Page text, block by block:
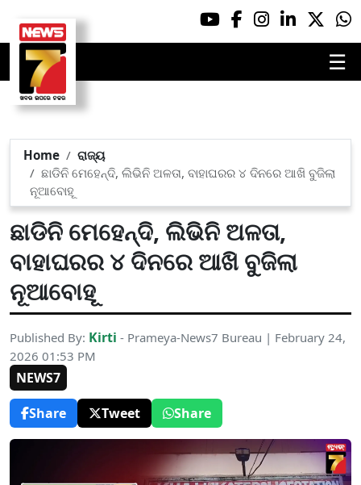
☰
Home
ରାଜ୍ୟ
ଛାଡିନି ମେହେନ୍ଦି, ଲିଭିନି ଅଳତା, ବାହାଘରର ୪ ଦିନରେ ଆଖି ବୁଜିଲା
ନୂଆବୋହୂ
ଛାଡିନି ମେହେନ୍ଦି, ଲିଭିନି ଅଳତା,
ବାହାଘରର ୪ ଦିନରେ ଆଖି ବୁଜିଲା
ନୂଆବୋହୂ
Published By: Kirti - Prameya-News7 Bureau | February 24,
2026 01:53 PM
NEWS7
Share
Tweet Share